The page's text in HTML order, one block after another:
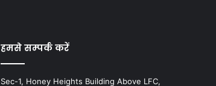
हमसे सम्पर्क करें
Sec-1, Honey Heights Building Above LFC,